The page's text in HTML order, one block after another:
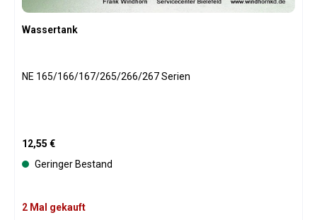
Wassertank
NE 165/166/167/265/266/267 Serien
Regulärer Preis:
12,55 €
Geringer Bestand
2 Mal gekauft